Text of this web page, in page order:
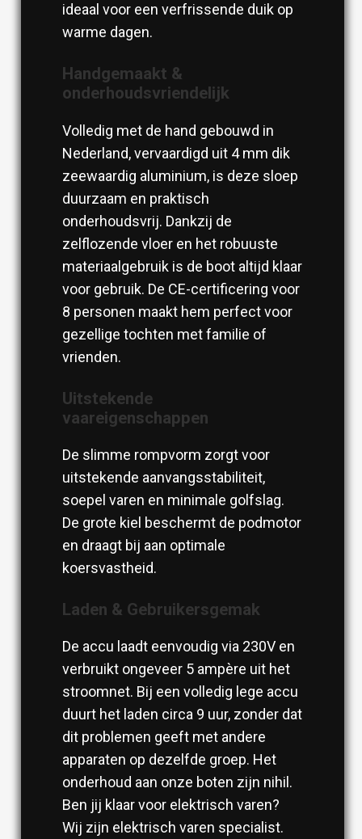
ideaal voor een verfrissende duik op
warme dagen.
Handgemaakt &
onderhoudsvriendelijk
Volledig met de hand gebouwd in
Nederland, vervaardigd uit 4 mm dik
zeewaardig aluminium, is deze sloep
duurzaam en praktisch
onderhoudsvrij. Dankzij de
zelflozende vloer en het robuuste
materiaalgebruik is de boot altijd klaar
voor gebruik. De CE-certificering voor
8 personen maakt hem perfect voor
gezellige tochten met familie of
vrienden.
Uitstekende
vaareigenschappen
De slimme rompvorm zorgt voor
uitstekende aanvangsstabiliteit,
soepel varen en minimale golfslag.
De grote kiel beschermt de podmotor
en draagt bij aan optimale
koersvastheid.
Laden & Gebruikersgemak
De accu laadt eenvoudig via 230V en
verbruikt ongeveer 5 ampère uit het
stroomnet. Bij een volledig lege accu
duurt het laden circa 9 uur, zonder dat
dit problemen geeft met andere
apparaten op dezelfde groep. Het
onderhoud aan onze boten zijn nihil.
Ben jij klaar voor elektrisch varen?
Wij zijn elektrisch varen specialist.